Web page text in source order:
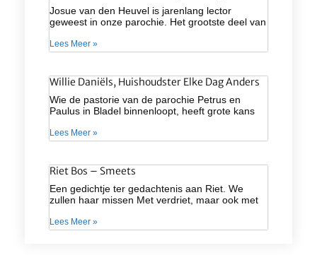
Josue van den Heuvel is jarenlang lector
geweest in onze parochie. Het grootste deel van
Lees Meer »
Willie Daniëls, Huishoudster Elke Dag Anders
Wie de pastorie van de parochie Petrus en
Paulus in Bladel binnenloopt, heeft grote kans
Lees Meer »
Riet Bos – Smeets
Een gedichtje ter gedachtenis aan Riet. We
zullen haar missen Met verdriet, maar ook met
Lees Meer »